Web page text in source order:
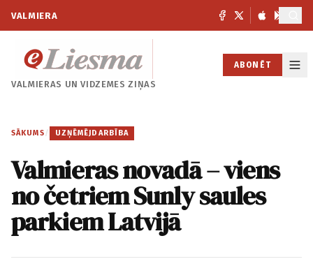
VALMIERA
VALMIERAS UNVIDZEMES ZIŅAS
ABONĒT
SĀKUMS / UZŅĒMĒJDARBĪBA
Valmieras novadā – viens
no četriem Sunly saules
parkiem Latvijā